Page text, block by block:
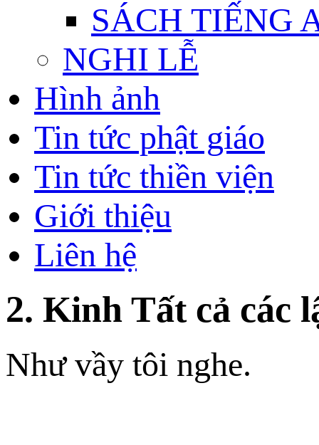
SÁCH TIẾNG
NGHI LỄ
Hình ảnh
Tin tức phật giáo
Tin tức thiền viện
Giới thiệu
Liên hệ
2. Kinh Tất cả các
Như vầy tôi nghe.